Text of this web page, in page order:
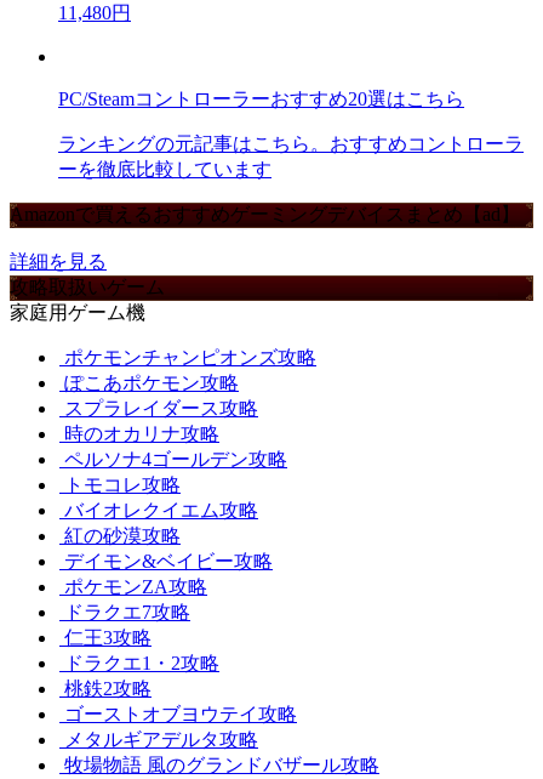
11,480円
PC/Steamコントローラーおすすめ20選はこちら
ランキングの元記事はこちら。おすすめコントローラ
ーを徹底比較しています
Amazonで買えるおすすめゲーミングデバイスまとめ【ad】
詳細を見る
攻略取扱いゲーム
家庭用ゲーム機
ポケモンチャンピオンズ攻略
ぽこあポケモン攻略
スプラレイダース攻略
時のオカリナ攻略
ペルソナ4ゴールデン攻略
トモコレ攻略
バイオレクイエム攻略
紅の砂漠攻略
デイモン&ベイビー攻略
ポケモンZA攻略
ドラクエ7攻略
仁王3攻略
ドラクエ1・2攻略
桃鉄2攻略
ゴーストオブヨウテイ攻略
メタルギアデルタ攻略
牧場物語 風のグランドバザール攻略